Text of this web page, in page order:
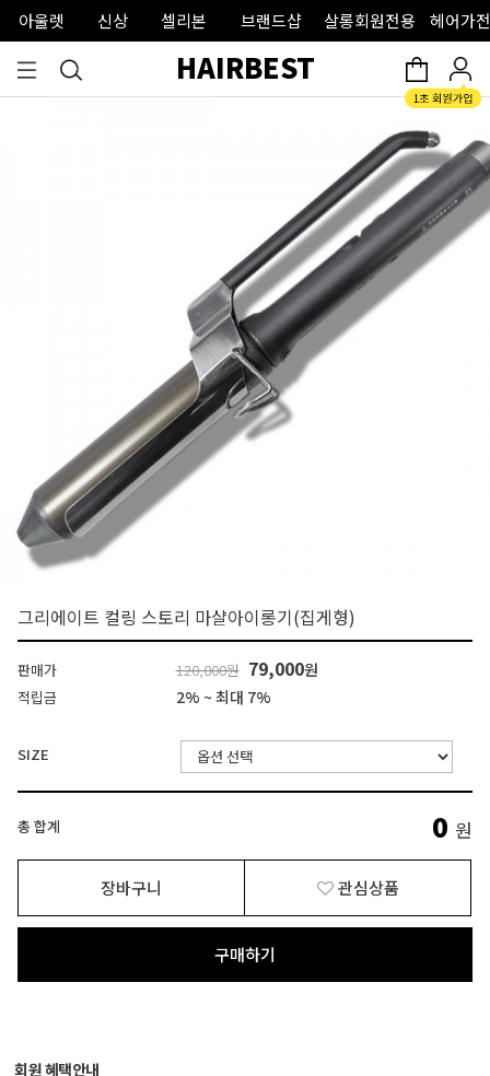
아울렛 신상 셀리본 브랜드샵 살롱회원전용 헤어가
HAIRBEST
그리에이트 컬링 스토리 마샬아이롱기(집게형)
판매가 120,000원 79,000원
적립금 2% ~ 최대 7%
SIZE
총 합계 0 원
장바구니 관심상품
구매하기
회원 혜택안내